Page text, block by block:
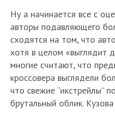
Ну а начинается все с
авторы подавляющего
сходятся на том, что
хотя в целом «выглядит
многие считают, что
кроссовера выглядели
что свежие “икстрейлы”
брутальный облик.